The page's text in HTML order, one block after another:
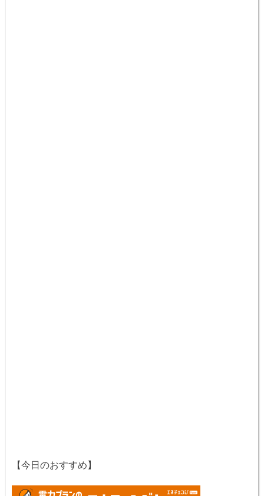
【今日のおすすめ】